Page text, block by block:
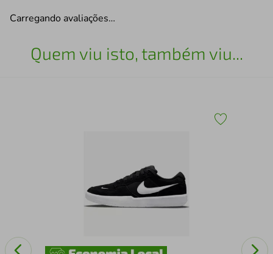
Carregando avaliações…
Quem viu isto, também viu...